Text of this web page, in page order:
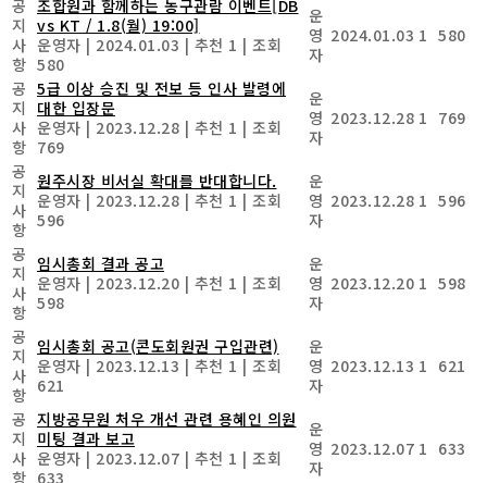
공
지
사
항
조합원과 함께하는 농구관람 이벤트[DB
vs KT / 1.8(월) 19:00]
운영자 | 2024.01.03 | 추천 1 | 조회
580
운
영
자
2024.01.03 1 580
공
지
사
항
5급 이상 승진 및 전보 등 인사 발령에
대한 입장문
운영자 | 2023.12.28 | 추천 1 | 조회
769
운
영
자
2023.12.28 1 769
공
지
사
항
원주시장 비서실 확대를 반대합니다.
운영자 | 2023.12.28 | 추천 1 | 조회
596
운
영
자
2023.12.28 1 596
공
지
사
항
임시총회 결과 공고
운영자 | 2023.12.20 | 추천 1 | 조회
598
운
영
자
2023.12.20 1 598
공
지
사
항
임시총회 공고(콘도회원권 구입관련)
운영자 | 2023.12.13 | 추천 1 | 조회
621
운
영
자
2023.12.13 1 621
공
지
사
항
지방공무원 처우 개선 관련 용혜인 의원
미팅 결과 보고
운영자 | 2023.12.07 | 추천 1 | 조회
633
운
영
자
2023.12.07 1 633